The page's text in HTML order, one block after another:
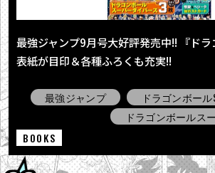
2026.08.01
「ドラゴンボール」企画を
2026.08.01
「ドラゴンボールスーパー
ンスパック バトルオブサイヤ
最強ジャンプ9月号大好評発売中!! 『ド
表紙が目印＆各種ふろくも充実!!
最強ジャンプ ドラゴンボール
ドラゴンボールス
BOOKS